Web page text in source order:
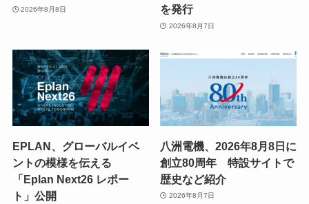
2026年8月8日
を発行
2026年8月7日
EPLAN、グローバルイベ
ントの模様を伝える
「Eplan Next26 レポー
ト」公開
八洲電機、2026年8月8日に
創立80周年 特設サイトで
歴史など紹介
2026年8月7日